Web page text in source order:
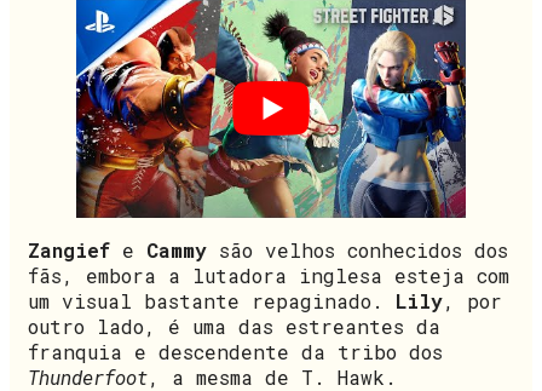
Zangief e Cammy são velhos conhecidos dos
fãs, embora a lutadora inglesa esteja com
um visual bastante repaginado. Lily, por
outro lado, é uma das estreantes da
franquia e descendente da tribo dos
Thunderfoot, a mesma de T. Hawk.